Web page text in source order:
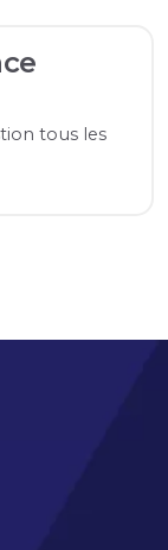
tous les